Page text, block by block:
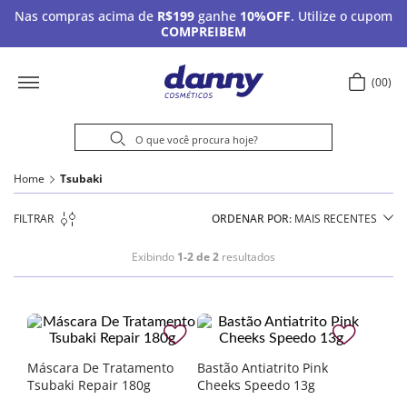
Nas compras acima de R$199 ganhe 10%OFF. Utilize o cupom
COMPREIBEM
00
Home Tsubaki
FILTRAR ORDENAR POR MAIS RECENTES
Exibindo 1-2 de 2 resultados
Máscara De Tratamento
Tsubaki Repair 180g
Bastão Antiatrito Pink
Cheeks Speedo 13g